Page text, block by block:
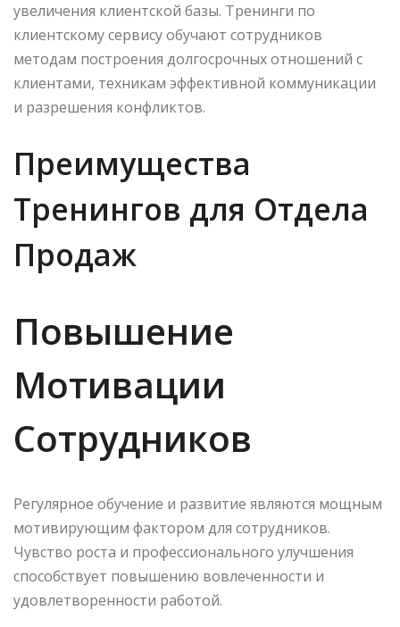
увеличения клиентской базы. Тренинги по
клиентскому сервису обучают сотрудников
методам построения долгосрочных отношений с
клиентами, техникам эффективной коммуникации
и разрешения конфликтов.
Преимущества
Тренингов для Отдела
Продаж
Повышение
Мотивации
Сотрудников
Регулярное обучение и развитие являются мощным
мотивирующим фактором для сотрудников.
Чувство роста и профессионального улучшения
способствует повышению вовлеченности и
удовлетворенности работой.